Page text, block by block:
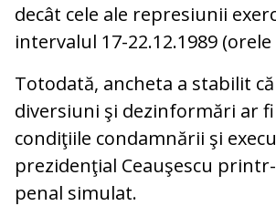
decât cele ale represiunii
intervalul 17-22.12.1989 (orele
Totodată, ancheta a stabilit
diversiuni şi dezinformări ar
condiţiile condamnării şi
prezidenţial Ceauşescu
penal simulat.